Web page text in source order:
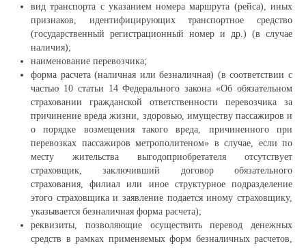
Образование
Материально-техническое обеспечение
Набор на обучение
Педагогический состав
Доступная среда
Аукционы
вид транспорта с указанием номера маршрута (рейса), иных
признаков, идентифицирующих транспортное средство
(государственный регистрационный номер и др.) (в случае
наличия);
наименование перевозчика;
форма расчета (наличная или безналичная) (в соответствии с
частью 10 статьи 14 Федерального закона «Об обязательном
страховании гражданской ответственности перевозчика за
причинение вреда жизни, здоровью, имуществу пассажиров и
о порядке возмещения такого вреда, причиненного при
перевозках пассажиров метрополитеном» в случае, если по
месту жительства выгодоприобретателя отсутствует
страховщик, заключивший договор обязательного
страхования, филиал или иное структурное подразделение
этого страховщика и заявление подается иному страховщику,
указывается безналичная форма расчета);
реквизиты, позволяющие осуществить перевод денежных
средств в рамках применяемых форм безналичных расчетов,